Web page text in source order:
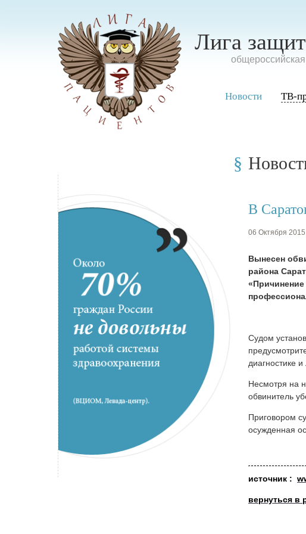
Лига
Новости ТВ-
В
06 Октября 2015
Вынесен
района
Судом
диагностике
Несмотря на
обвинитель
Приговором
осужденная
источник :
вернуться в